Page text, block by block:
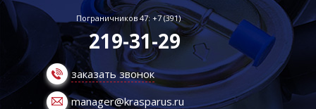
Пограничников 47: +7 (391)
219-31-29
заказать звонок
manager@krasparus.ru